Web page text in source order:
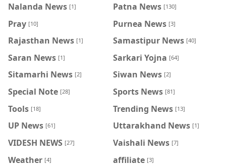
Nalanda News [1] Patna News [130]
Pray [10] Purnea News [3]
Rajasthan News [1] Samastipur News [40]
Saran News [1] Sarkari Yojna [64]
Sitamarhi News [2] Siwan News [2]
Special Note [28] Sports News [81]
Tools [18] Trending News [13]
UP News [61] Uttarakhand News [1]
VIDESH NEWS [27] Vaishali News [7]
Weather [4] affiliate [3]